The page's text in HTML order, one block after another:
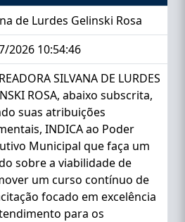
de Lurdes Gelinski Rosa
2026 10:54:46
SILVANA DE LURDES
ROSA, abaixo subscrita,
suas atribuições
INDICA ao Poder
Municipal que faça um
sobre a viabilidade de
um curso contínuo de
focado em excelência
para os